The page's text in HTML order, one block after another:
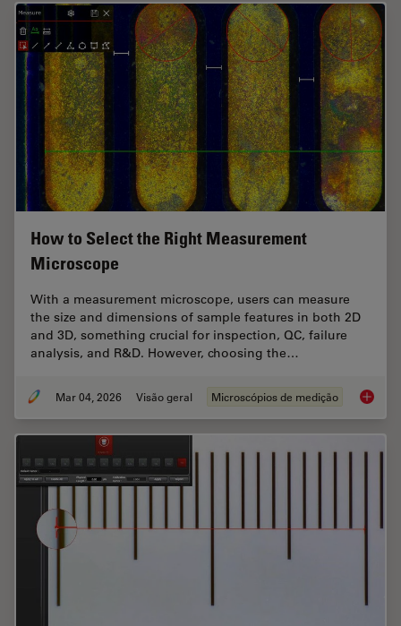
How to Select the Right Measurement
Microscope
With a measurement microscope, users can measure
the size and dimensions of sample features in both 2D
and 3D, something crucial for inspection, QC, failure
analysis, and R&D. However, choosing the…
Mar 04, 2026 Visão geral Microscópios de medição How to